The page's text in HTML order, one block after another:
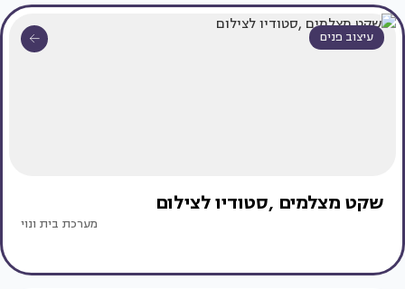
עיצוב פנים
שקט מצלמים ,סטודיו לצילום
מערכת בית ונוי